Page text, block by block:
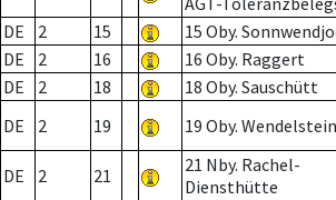
DE
2 15 15 Oby.
DE
2 16 16 Oby. Raggert
DE
2 18 18 Oby. Sauschütt
DE
2 19 19 Oby. Wendelstein
DE 2 21
21 Nby. Rachel-
Diensthütte